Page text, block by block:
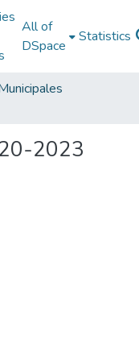
All of
DSpace
Statistics
2023